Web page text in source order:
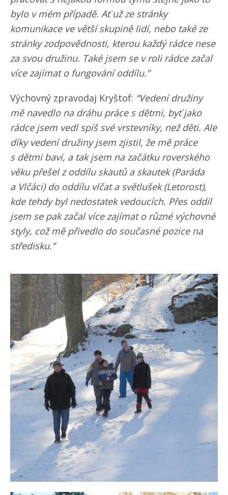
bylo v mém případě. Ať už ze stránky
komunikace ve větší skupině lidí, nebo také ze
stránky zodpovědnosti, kterou každý rádce nese
za svou družinu. Také jsem se v roli rádce začal
více zajímat o fungování oddílu.”
Výchovný zpravodaj Kryštof: “Vedení družiny
mě navedlo na dráhu práce s dětmi, byť jako
rádce jsem vedl spíš své vrstevníky, než děti. Ale
díky vedení družiny jsem zjistil, že mě práce
s dětmi baví, a tak jsem na začátku roverského
věku přešel z oddílu skautů a skautek (Paráda
a Vlčáci) do oddílu vlčat a světlušek (Letorost),
kde tehdy byl nedostatek vedoucích. Přes oddíl
jsem se pak začal více zajímat o různé výchovné
styly, což mě přivedlo do současné pozice na
středisku.”